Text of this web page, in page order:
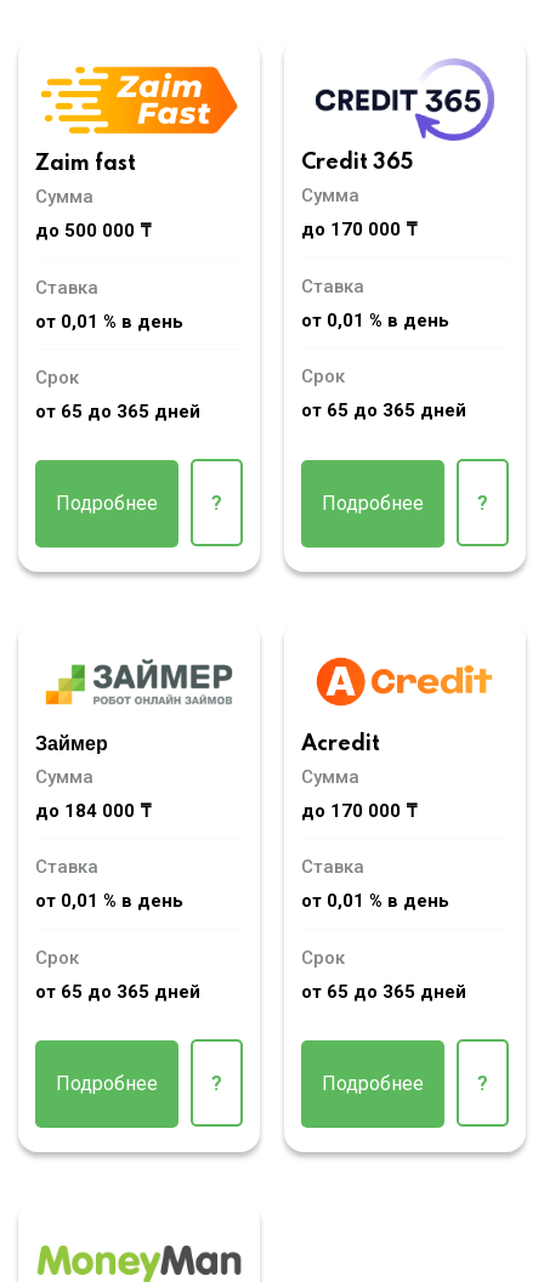
Zaim fast
Сумма
до 500 000 ₸
Ставка
от 0,01 % в день
Срок
от 65 до 365 дней
Подробнее ?
Credit 365
Сумма
до 170 000 ₸
Ставка
от 0,01 % в день
Срок
от 65 до 365 дней
Подробнее ?
Займер
Сумма
до 184 000 ₸
Ставка
от 0,01 % в день
Срок
от 65 до 365 дней
Подробнее ?
Acredit
Сумма
до 170 000 ₸
Ставка
от 0,01 % в день
Срок
от 65 до 365 дней
Подробнее ?